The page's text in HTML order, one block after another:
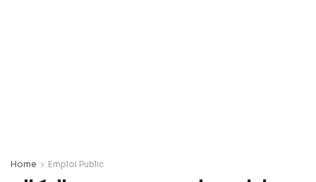
Home Emploi Public